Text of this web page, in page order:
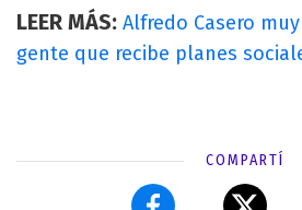
LEER MÁS: Alfredo Casero
gente que recibe planes
COMPARTÍ